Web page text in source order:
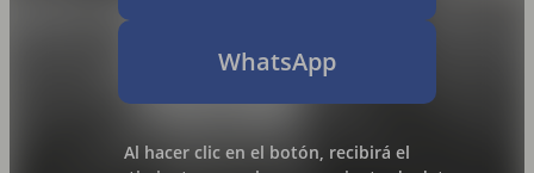
WhatsApp
Al hacer clic en el botón, recibirá el